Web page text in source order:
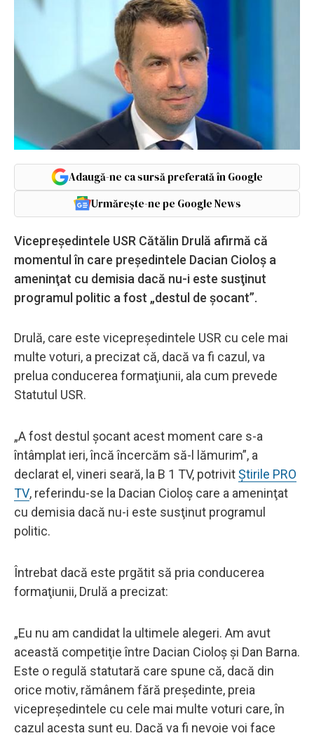
Adaugă-ne ca sursă preferată în Google
Urmărește-ne pe Google News
Vicepreşedintele USR Cătălin Drulă afirmă că
momentul în care preşedintele Dacian Cioloş a
ameninţat cu demisia dacă nu-i este susţinut
programul politic a fost „destul de şocant”.
Drulă, care este vicepreşedintele USR cu cele mai
multe voturi, a precizat că, dacă va fi cazul, va
prelua conducerea formaţiunii, ala cum prevede
Statutul USR.
„A fost destul şocant acest moment care s-a
întâmplat ieri, încă încercăm să-l lămurim”, a
declarat el, vineri seară, la B 1 TV, potrivitȘtirile PRO
TV, referindu-se la Dacian Cioloş care a ameninţat
cu demisia dacă nu-i este susţinut programul
politic.
Întrebat dacă este prgătit să pria conducerea
formaţiunii, Drulă a precizat:
„Eu nu am candidat la ultimele alegeri. Am avut
această competiţie între Dacian Cioloş şi Dan Barna.
Este o regulă statutară care spune că, dacă din
orice motiv, rămânem fără preşedinte, preia
vicepreşedintele cu cele mai multe voturi care, în
cazul acesta sunt eu. Dacă va fi nevoie voi face